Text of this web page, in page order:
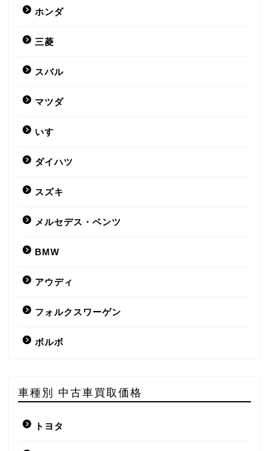
ホンダ
三菱
スバル
マツダ
いすゞ
ダイハツ
スズキ
メルセデス・ベンツ
BMW
アウディ
フォルクスワーゲン
ボルボ
車種別 中古車買取価格
トヨタ